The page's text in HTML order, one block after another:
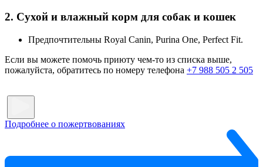
2. Сухой и влажный корм для собак и кошек
Предпочтительны Royal Canin, Purina One, Perfect Fit.
Если вы можете помочь приюту чем-то из списка выше,
пожалуйста, обратитесь по номеру телефона +7 988 505 2 505
Подробнее о пожертвованиях